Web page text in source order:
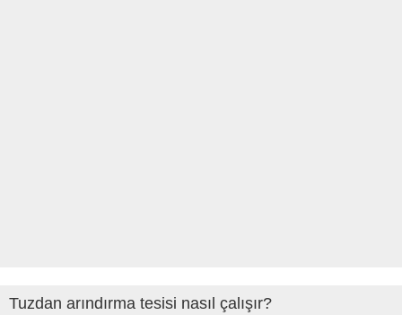
Tuzdan arındırma tesisi nasıl çalışır?